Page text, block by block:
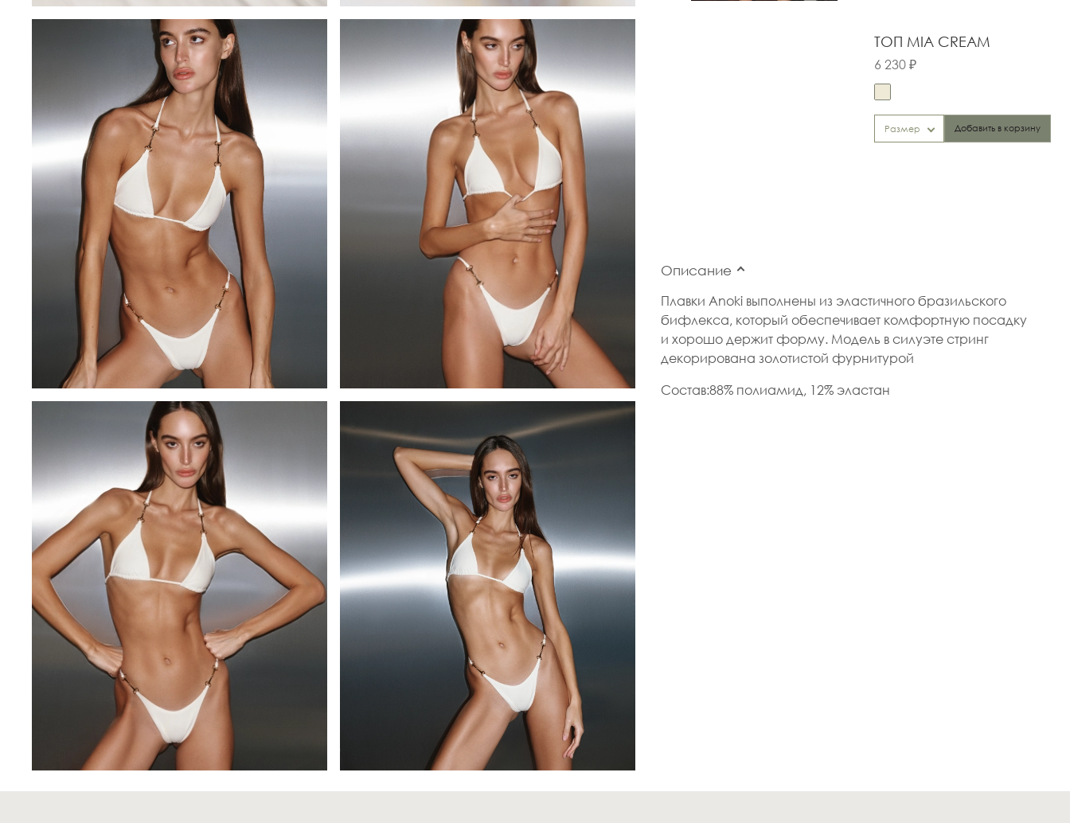
ТОП MIA CREAM
6 230 ₽
Размер Добавить в корзину
Описание
Плавки Anoki выполнены из эластичного бразильского
бифлекса, который обеспечивает комфортную посадку
и хорошо держит форму. Модель в силуэте стринг
декорирована золотистой фурнитурой
Состав:88% полиамид, 12% эластан